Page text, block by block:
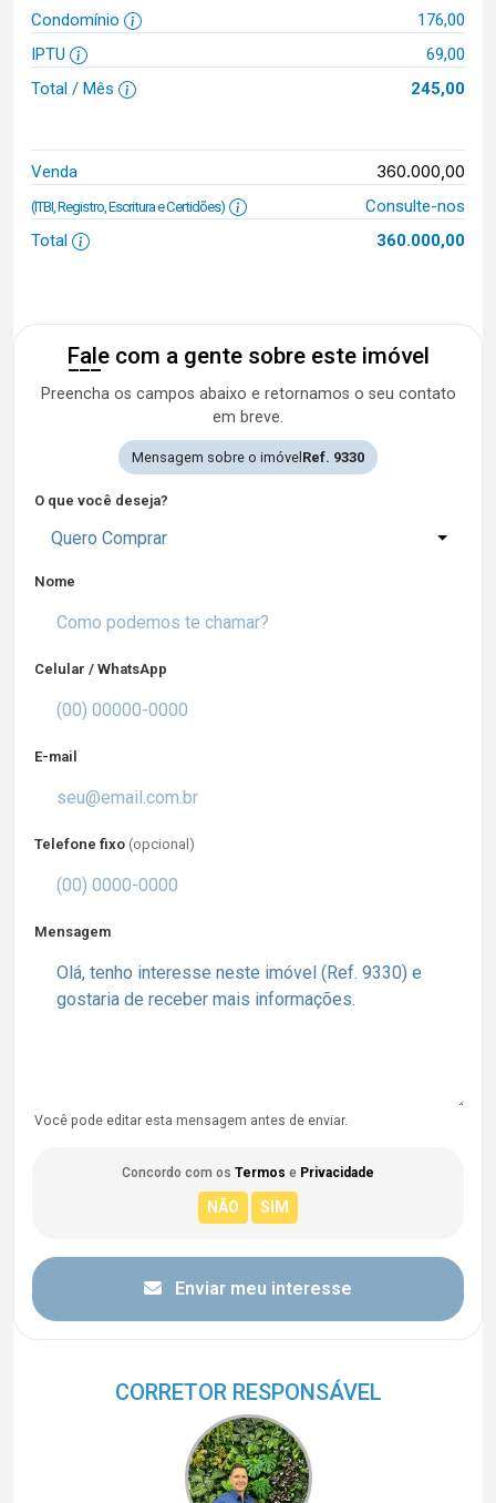
Condomínio
176,00
IPTU
69,00
Total / Mês
245,00
Venda 360.000,00
(ITBI, Registro, Escritura e Certidões)
Consulte-nos
Total
360.000,00
Fale com a gente sobre este imóvel
Preencha os campos abaixo e retornamos o seu contato
em breve.
Mensagem sobre o imóvel Ref. 9330
O que você deseja?
Quero Comprar
Nome
Celular / WhatsApp
E-mail
Telefone fixo (opcional)
Mensagem
Você pode editar esta mensagem antes de enviar.
Concordo com os Termos e Privacidade
Enviar meu interesse
CORRETOR RESPONSÁVEL